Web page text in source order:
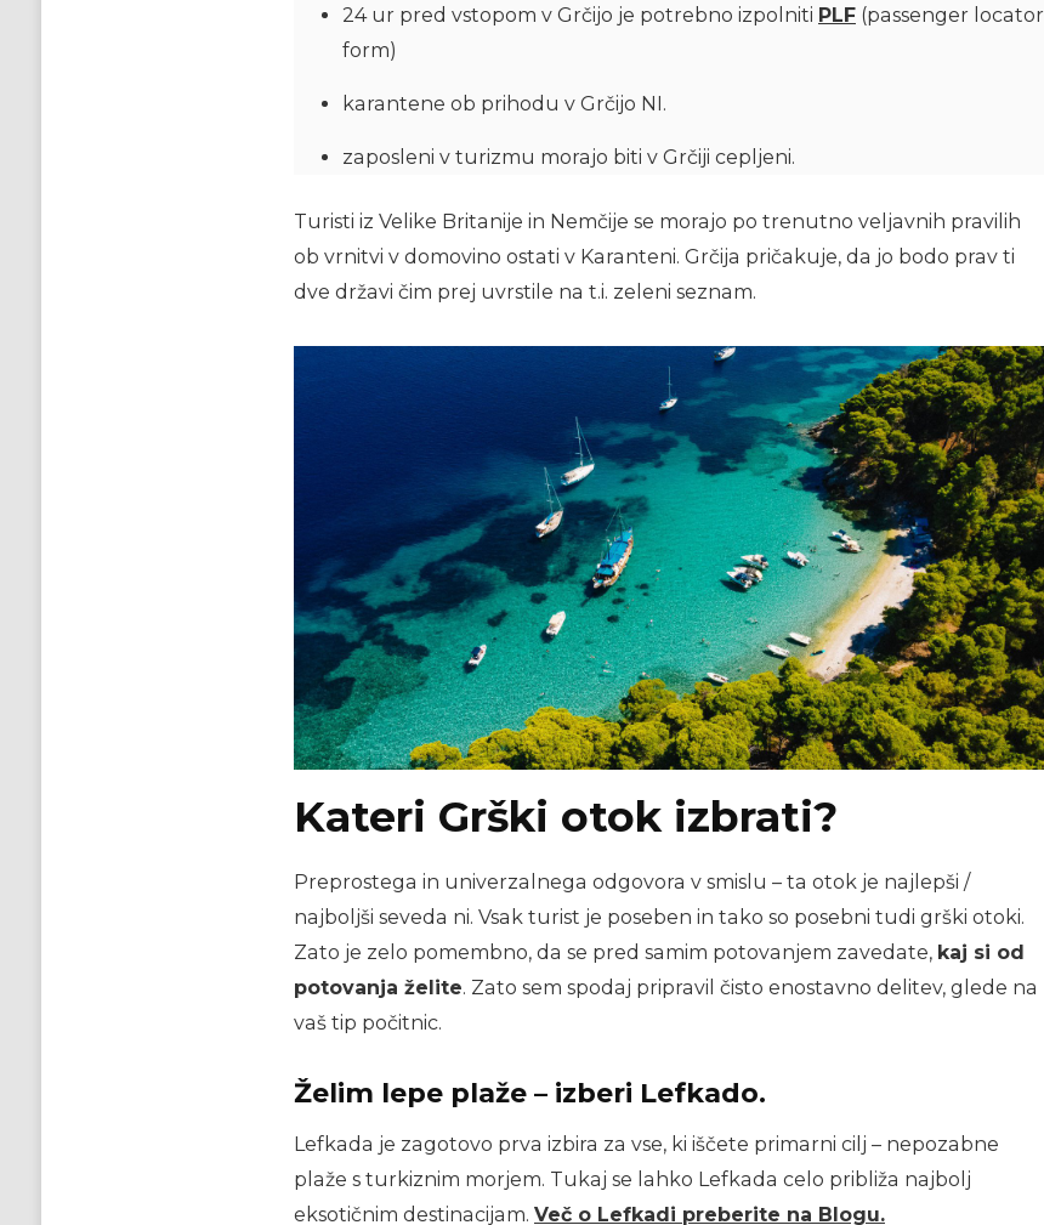
24 ur pred vstopom v Grčijo je potrebno izpolniti PLF(passenger locator
form)
karantene ob prihodu v Grčijo NI.
zaposleni v turizmu morajo biti v Grčiji cepljeni.
Turisti iz Velike Britanije in Nemčije se morajo po trenutno veljavnih pravilih
ob vrnitvi v domovino ostati v Karanteni. Grčija pričakuje, da jo bodo prav ti
dve državi čim prej uvrstile na t.i. zeleni seznam.
Kateri Grški otok izbrati?
Preprostega in univerzalnega odgovora v smislu – ta otok je najlepši /
najboljši seveda ni. Vsak turist je poseben in tako so posebni tudi grški otoki.
Zato je zelo pomembno, da se pred samim potovanjem zavedate, kaj si od
potovanja želite. Zato sem spodaj pripravil čisto enostavno delitev, glede na
vaš tip počitnic.
Želim lepe plaže – izberi Lefkado.
Lefkada je zagotovo prva izbira za vse, ki iščete primarni cilj – nepozabne
plaže s turkiznim morjem. Tukaj se lahko Lefkada celo približa najbolj
eksotičnim destinacijam. Več o Lefkadi preberite na Blogu.